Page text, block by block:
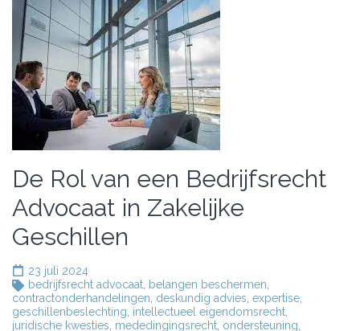
De Rol van een Bedrijfsrecht
Advocaat in Zakelijke
Geschillen
23 juli 2024
bedrijfsrecht advocaat belangen beschermen
contractonderhandelingen deskundig advies expertise
geschillenbeslechting intellectueel eigendomsrecht
juridische kwesties mededingingsrecht ondersteuning